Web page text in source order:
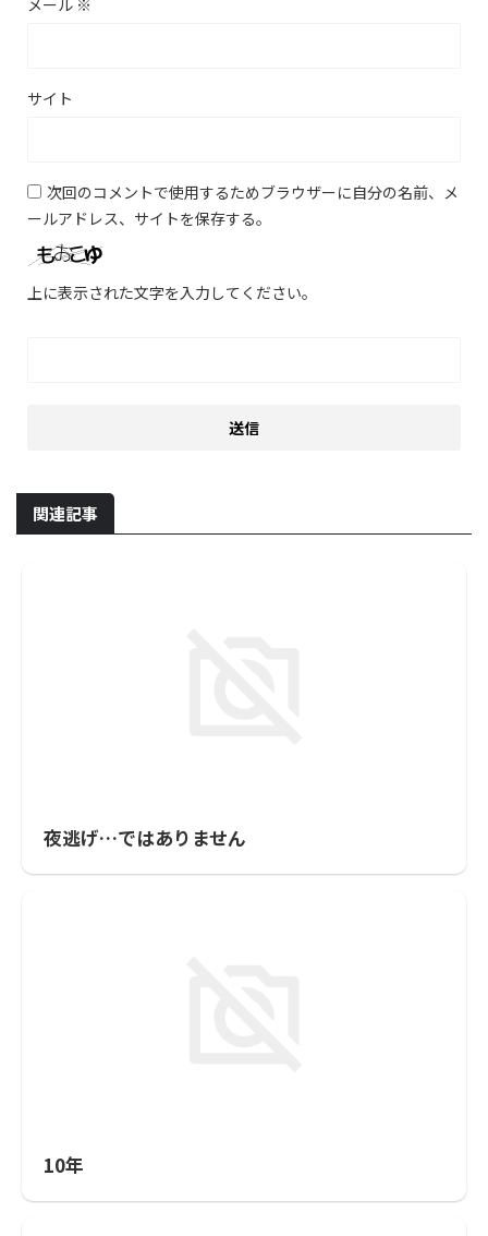
メール ※
サイト
次回のコメントで使用するためブラウザーに自分の名前、メ
ールアドレス、サイトを保存する。
上に表示された文字を入力してください。
関連記事
夜逃げ…ではありません
10年